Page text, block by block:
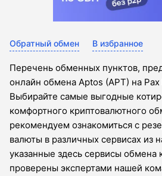
Обратный обмен В избранное
Перечень обменных пунктов,
онлайн обмена Aptos (APT) на Pax
Выбирайте самые выгодные
комфортного криптовалютного
рекомендуем ознакомиться с
валюты в различных сервисах из
указанные здесь сервисы обмена
проверены экспертами нашей